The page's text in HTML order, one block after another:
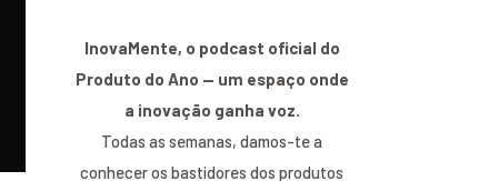
InovaMente, o podcast oficial do
Produto do Ano — um espaço onde
a inovação ganha voz.
Todas as semanas, damos-te a
conhecer os bastidores dos produtos